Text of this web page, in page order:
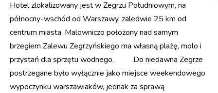
Hotel zlokalizowany jest w Zegrzu Południowym, na
północny-wschód od Warszawy, zaledwie 25 km od
centrum miasta. Malowniczo położony nad samym
brzegiem Zalewu Zegrzyńskiego ma własną plażę, molo i
przystań dla sprzętu wodnego. Do niedawna Zegrze
postrzegane było wyłącznie jako miejsce weekendowego
wypoczynku warszawiaków, jednak za sprawą